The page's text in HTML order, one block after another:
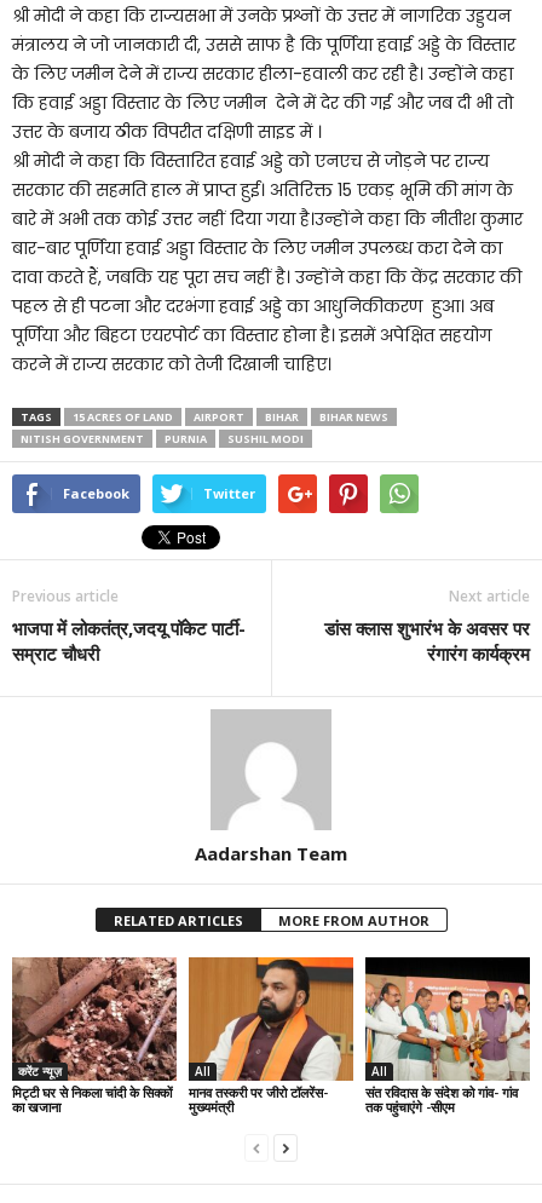
श्री मोदी ने कहा कि राज्यसभा में उनके प्रश्नों के उत्तर में नागरिक उड्डयन
मंत्रालय ने जो जानकारी दी, उससे साफ है कि पूर्णिया हवाई अड्डे के विस्तार
के लिए जमीन देने में राज्य सरकार हीला-हवाली कर रही है। उन्होंने कहा
कि हवाई अड्डा विस्तार के लिए जमीन देने में देर की गई और जब दी भी तो
उत्तर के बजाय ठीक विपरीत दक्षिणी साइड में ।
श्री मोदी ने कहा कि विस्तारित हवाई अड्डे को एनएच से जोड़ने पर राज्य
सरकार की सहमति हाल में प्राप्त हुई। अतिरिक्त 15 एकड़ भूमि की मांग के
बारे में अभी तक कोई उत्तर नहीं दिया गया है।उन्होंने कहा कि नीतीश कुमार
बार-बार पूर्णिया हवाई अड्डा विस्तार के लिए जमीन उपलब्ध करा देने का
दावा करते हैं, जबकि यह पूरा सच नहीं है। उन्होंने कहा कि केंद्र सरकार की
पहल से ही पटना और दरभंगा हवाई अड्डे का आधुनिकीकरण हुआ। अब
पूर्णिया और बिहटा एयरपोर्ट का विस्तार होना है। इसमें अपेक्षित सहयोग
करने में राज्य सरकार को तेजी दिखानी चाहिए।
TAGS 15 ACRES OF LAND AIRPORT BIHAR
BIHAR NEWS
NITISH GOVERNMENT
PURNIA SUSHIL MODI
Facebook Twitter
Previous article
भाजपा में लोकतंत्र,जदयू पॉकेट पार्टी-
सम्राट चौधरी
Next article
डांस क्लास शुभारंभ के अवसर पर
रंगारंग कार्यक्रम
Aadarshan Team
RELATED ARTICLES MORE FROM AUTHOR
करेंट न्यूज़
मिट्टी घर से निकला चांदी के सिक्कों
का खजाना
All
मानव तस्करी पर जीरो टॉलरेंस-
मुख्यमंत्री
All
संत रविदास के संदेश को गांव- गांव
तक पहुंचाएंगे -सीएम